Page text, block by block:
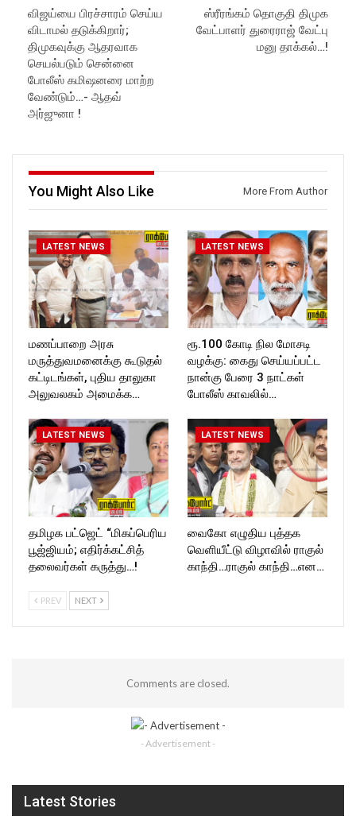
Website:https://rockforttimes.
in//
Subscribe:
https://www.youtube.com/@r
ockforttimes
Like us on:
https://www.facebook.com/R
ockforttimes
Follow us on:
https://twitter.com/ROCKFOR
T_TIMESC
ockforttimes
Like us on:
https://www.facebook.com/R
விஜய்யை பிரச்சாரம் செய்ய
விடாமல் தடுக்கிறார்;
திமுகவுக்கு ஆதரவாக
செயல்படும் சென்னை
போலீஸ் கமிஷனரை மாற்ற
வேண்டும்…- ஆதவ்
அர்ஜுனா !
ஸ்ரீரங்கம் தொகுதி திமுக
வேட்பாளர் துரைராஜ் வேட்பு
மனு தாக்கல்…!
You Might Also Like More From Author
LATEST NEWS
மணப்பாறை அரசு
மருத்துவமனைக்கு கூடுதல்
கட்டிடங்கள், புதிய தாலுகா
அலுவலகம் அமைக்க…
LATEST NEWS
ரூ.100 கோடி நில மோசடி
வழக்கு: கைது செய்யப்பட்ட
நான்கு பேரை 3 நாட்கள்
போலீஸ் காவலில்…
LATEST NEWS
தமிழக பட்ஜெட் “மிகப்பெரிய
பூஜ்ஜியம்; எதிர்க்கட்சித்
தலைவர்கள் கருத்து…!
LATEST NEWS
வைகோ எழுதிய புத்தக
வெளியீட்டு விழாவில் ராகுல்
காந்தி…ராகுல் காந்தி…என…
PREV NEXT
Comments are closed.
- Advertisement -
Latest Stories